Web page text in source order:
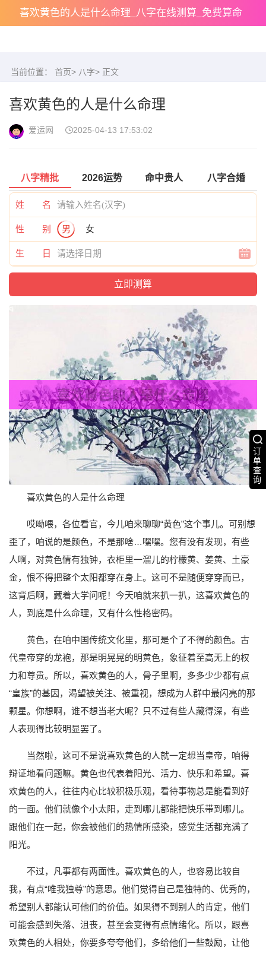
喜欢黄色的人是什么命理_八字在线测算_免费算命
订
单
查
询
当前位置： 首页> 八字> 正文
喜欢黄色的人是什么命理
爱运网 2025-04-13 17:53:02
八字精批 2026运势 命中贵人 八字合婚
姓 名
性 别 男 女
生 日
喜欢黄色的人是什么命理
哎呦喂，各位看官，今儿咱来聊聊“黄色”这个事儿。可别想
歪了，咱说的是颜色，不是那啥…嘿嘿。您有没有发现，有些
人啊，对黄色情有独钟，衣柜里一溜儿的柠檬黄、姜黄、土豪
金，恨不得把整个太阳都穿在身上。这可不是随便穿穿而已，
这背后啊，藏着大学问呢！今天咱就来扒一扒，这喜欢黄色的
人，到底是什么命理，又有什么性格密码。
黄色，在咱中国传统文化里，那可是个了不得的颜色。古
代皇帝穿的龙袍，那是明晃晃的明黄色，象征着至高无上的权
力和尊贵。所以，喜欢黄色的人，骨子里啊，多多少少都有点
“皇族”的基因，渴望被关注、被重视，想成为人群中最闪亮的那
颗星。你想啊，谁不想当老大呢？只不过有些人藏得深，有些
人表现得比较明显罢了。
当然啦，这可不是说喜欢黄色的人就一定想当皇帝，咱得
辩证地看问题嘛。黄色也代表着阳光、活力、快乐和希望。喜
欢黄色的人，往往内心比较积极乐观，看待事物总是能看到好
的一面。他们就像个小太阳，走到哪儿都能把快乐带到哪儿。
跟他们在一起，你会被他们的热情所感染，感觉生活都充满了
阳光。
不过，凡事都有两面性。喜欢黄色的人，也容易比较自
我，有点“唯我独尊”的意思。他们觉得自己是独特的、优秀的，
希望别人都能认可他们的价值。如果得不到别人的肯定，他们
可能会感到失落、沮丧，甚至会变得有点情绪化。所以，跟喜
欢黄色的人相处，你要多夸夸他们，多给他们一些鼓励，让他